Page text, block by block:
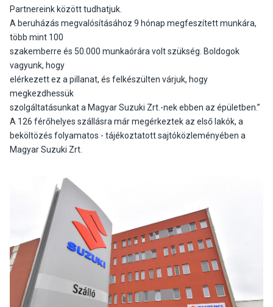
Partnereink között tudhatjuk.
A beruházás megvalósításához 9 hónap megfeszített munkára,
több mint 100
szakemberre és 50.000 munkaórára volt szükség. Boldogok
vagyunk, hogy
elérkezett ez a pillanat, és felkészülten várjuk, hogy
megkezdhessük
szolgáltatásunkat a Magyar Suzuki Zrt.-nek ebben az épületben.”
A 126 férőhelyes szállásra már megérkeztek az első lakók, a
beköltözés folyamatos - tájékoztatott sajtóközleményében a
Magyar Suzuki Zrt.